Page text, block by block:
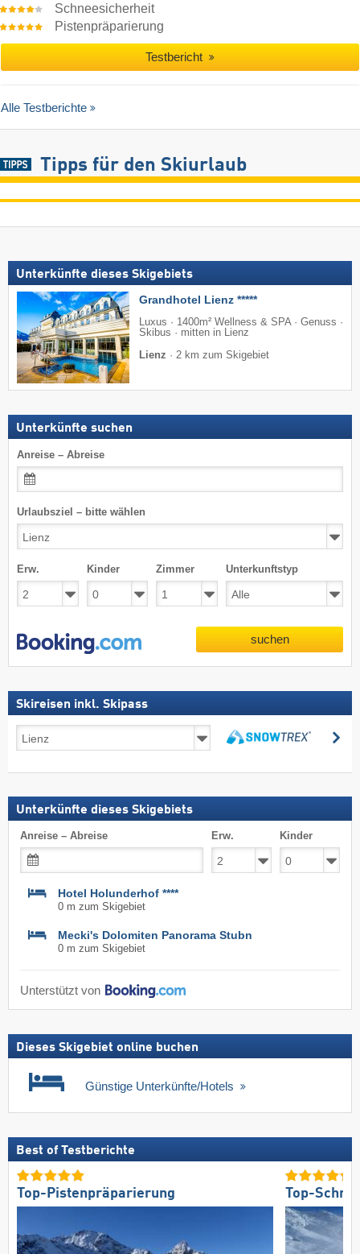
Schneesicherheit
Pistenpräparierung
Testbericht
Alle Testberichte
Tipps für den Skiurlaub
Unterkünfte dieses Skigebiets
Grandhotel Lienz *****
Luxus · 1400m² Wellness & SPA · Genuss ·
Skibus · mitten in Lienz
Lienz · 2 km zum Skigebiet
Unterkünfte suchen
Anreise – Abreise
Urlaubsziel – bitte wählen
Erw. Kinder Zimmer Unterkunftstyp
suchen
Skireisen inkl. Skipass
inkl.
Unterkünfte dieses Skigebiets
Anreise – Abreise Erw. Kinder
Hotel Holunderhof ****
0 m zum Skigebiet
Mecki's Dolomiten Panorama Stubn
0 m zum Skigebiet
Unterstützt von
Dieses Skigebiet online buchen
Günstige Unterkünfte/Hotels
Best of Testberichte
Top-Pistenpräparierung Top-